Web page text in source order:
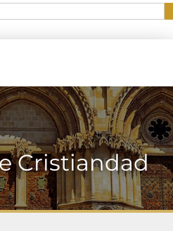
Cristiandad